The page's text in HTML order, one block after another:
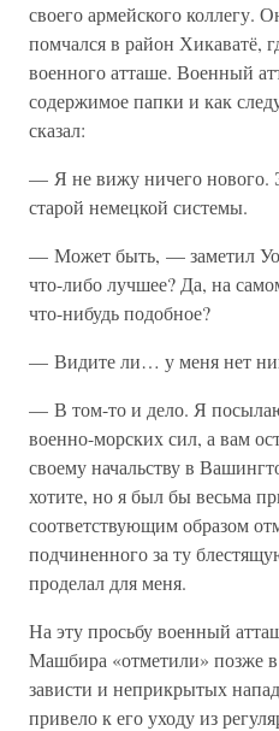
своего армейского коллегу.
помчался в район Хикаватё,
военного атташе. Военный
содержимое папки и как
сказал:
— Я не вижу ничего нового.
старой немецкой системы.
— Может быть, — заметил
что-либо лучшее? Да, на
что-нибудь подобное?
— Видите ли… у меня нет
— В том-то и дело. Я
военно-морских сил, а вам
своему начальству в
хотите, но я был бы весьма
соответствующим образом
подчиненного за ту
проделал для меня.
На эту просьбу военный
Машбира «отметили» позже
зависти и неприкрытых
привело к его уходу из